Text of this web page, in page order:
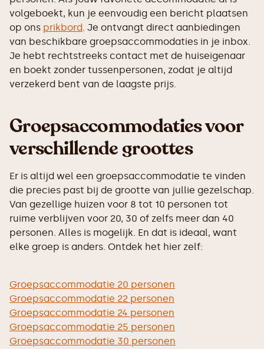
volgeboekt, kun je eenvoudig een bericht plaatsen
op ons prikbord. Je ontvangt direct aanbiedingen
van beschikbare groepsaccommodaties in je inbox.
Je hebt rechtstreeks contact met de huiseigenaar
en boekt zonder tussenpersonen, zodat je altijd
verzekerd bent van de laagste prijs.
Groepsaccommodaties voor
verschillende groottes
Er is altijd wel een groepsaccommodatie te vinden
die precies past bij de grootte van jullie gezelschap.
Van gezellige huizen voor 8 tot 10 personen tot
ruime verblijven voor 20, 30 of zelfs meer dan 40
personen. Alles is mogelijk. En dat is ideaal, want
elke groep is anders. Ontdek het hier zelf:
Groepsaccommodatie 20 personen
Groepsaccommodatie 22 personen
Groepsaccommodatie 24 personen
Groepsaccommodatie 25 personen
Groepsaccommodatie 30 personen